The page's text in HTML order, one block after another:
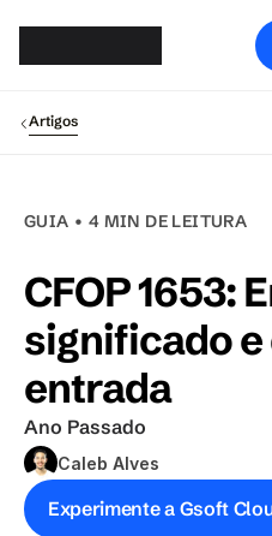
Artigos
GUIA • 4 MIN DE LEITURA
CFOP 1653:
significado
entrada
Ano Passado
Caleb Alves
Experimente a Gsoft